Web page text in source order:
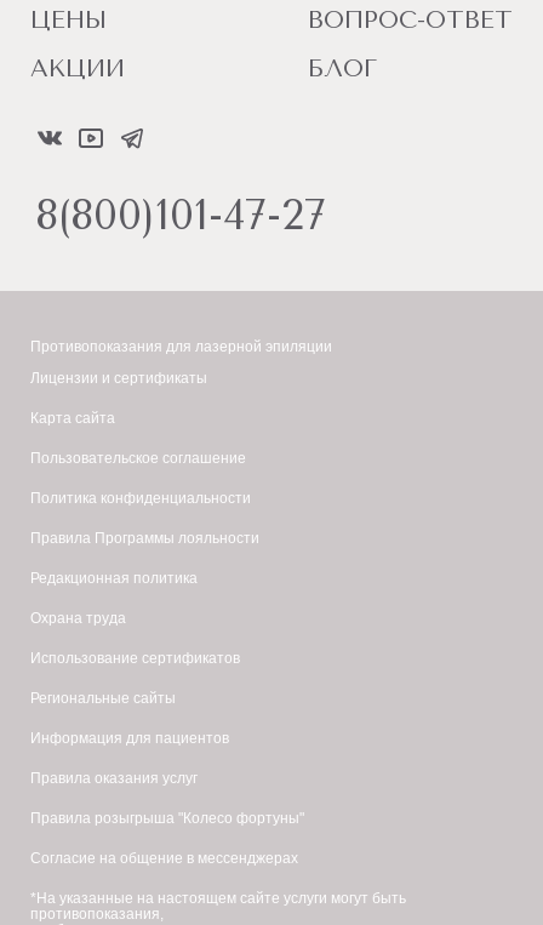
ЦЕНЫ
АКЦИИ
ВОПРОС-ОТВЕТ
БЛОГ
8(800)101-47-27
Противопоказания для лазерной эпиляции
Лицензии и сертификаты
Карта сайта
Пользовательское соглашение
Политика конфиденциальности
Правила Программы лояльности
Редакционная политика
Охрана труда
Использование сертификатов
Региональные сайты
Информация для пациентов
Правила оказания услуг
Правила розыгрыша "Колесо фортуны"
Согласие на общение в мессенджерах
*На указанные на настоящем сайте услуги могут быть
противопоказания,